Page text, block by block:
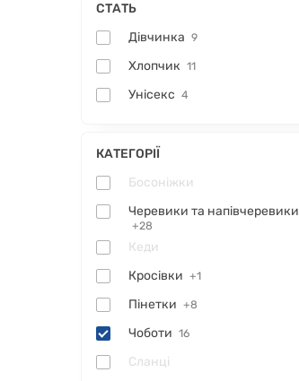
СТАТЬ
Дівчинка 9
Хлопчик 11
Унісекс 4
КАТЕГОРІЇ
Босоніжки
Черевики та напівчеревики
+28
Кеди
Кросівки +1
Пінетки +8
Чоботи 16
Сланці